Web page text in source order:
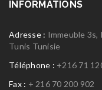
INFORMATIONS
Adresse : Immeuble 3s,
Tunis Tunisie
Téléphone : +216 71
Fax : + 216 70 200 902